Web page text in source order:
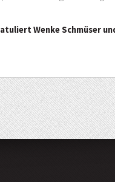
Wenke Schmüser